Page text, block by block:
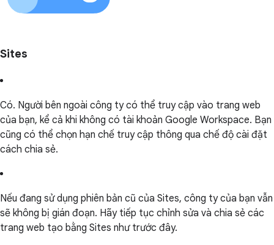
Sites
Có. Người bên ngoài công ty có thể truy cập vào trang web
của bạn, kể cả khi không có tài khoản Google Workspace. Bạn
cũng có thể chọn hạn chế truy cập thông qua chế độ cài đặt
cách chia sẻ.
Nếu đang sử dụng phiên bản cũ của Sites, công ty của bạn vẫn
sẽ không bị gián đoạn. Hãy tiếp tục chỉnh sửa và chia sẻ các
trang web tạo bằng Sites như trước đây.